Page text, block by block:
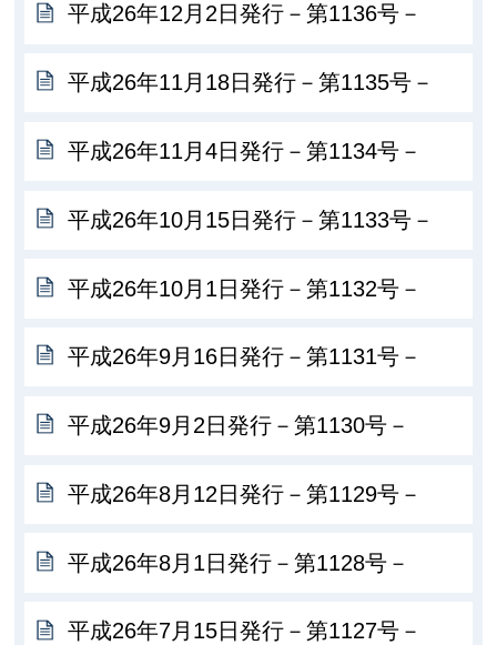
平成26年12月2日発行－第1136号－
平成26年11月18日発行－第1135号－
平成26年11月4日発行－第1134号－
平成26年10月15日発行－第1133号－
平成26年10月1日発行－第1132号－
平成26年9月16日発行－第1131号－
平成26年9月2日発行－第1130号－
平成26年8月12日発行－第1129号－
平成26年8月1日発行－第1128号－
平成26年7月15日発行－第1127号－